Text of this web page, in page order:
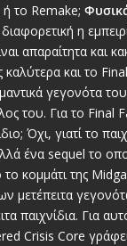
το Remake;
η
απαραίτητα και
και το
γεγονότα
του. Για το Final
Όχι, γιατί το
ένα sequel το
κομμάτι της
μετέπειτα
παιχνίδια. Για
Crisis Core